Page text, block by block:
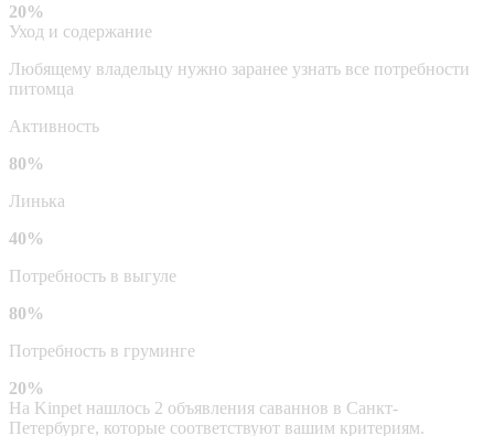
20%
Уход и содержание
Любящему владельцу нужно заранее узнать все потребности
питомца
Активность
80%
Линька
40%
Потребность в выгуле
80%
Потребность в груминге
20%
На Kinpet нашлось 2 объявления саваннов в Санкт-
Петербурге, которые соответствуют вашим критериям.